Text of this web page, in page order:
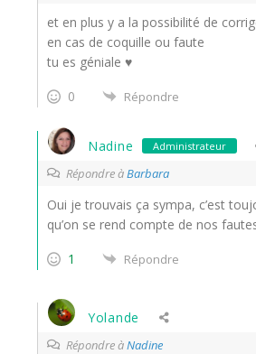
et en plus y a la possibilité de
en cas de coquille ou faute
tu es géniale ♥
0
Répondre
Nadine Administrateur
Répondre àBarbara
Oui je trouvais ça sympa, c’est
qu’on se rend compte de nos
1
Répondre
Yolande
Répondre àNadine